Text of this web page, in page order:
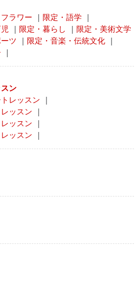
ラワー ｜ 限定・語学 ｜
｜ 限定・暮らし ｜ 限定・美術文学
ツ ｜ 限定・音楽・伝統文化 ｜
｜
ン
レッスン ｜
ッスン ｜
ッスン ｜
ッスン ｜